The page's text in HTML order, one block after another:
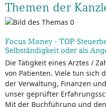
Themen der
Focus Money - TOP
Selbständigkeit oder als
Die Tätigkeit eines Arztes /
von Patienten. Viele tun sich
der Verwaltung, Finanzen
unser geprüfter
Mit der Buchführung und